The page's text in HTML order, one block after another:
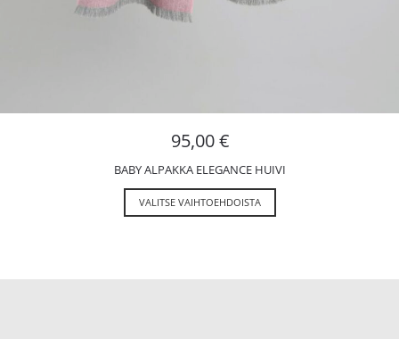
95,00€
BABY ALPAKKA ELEGANCE HUIVI
VALITSE VAIHTOEHDOISTA